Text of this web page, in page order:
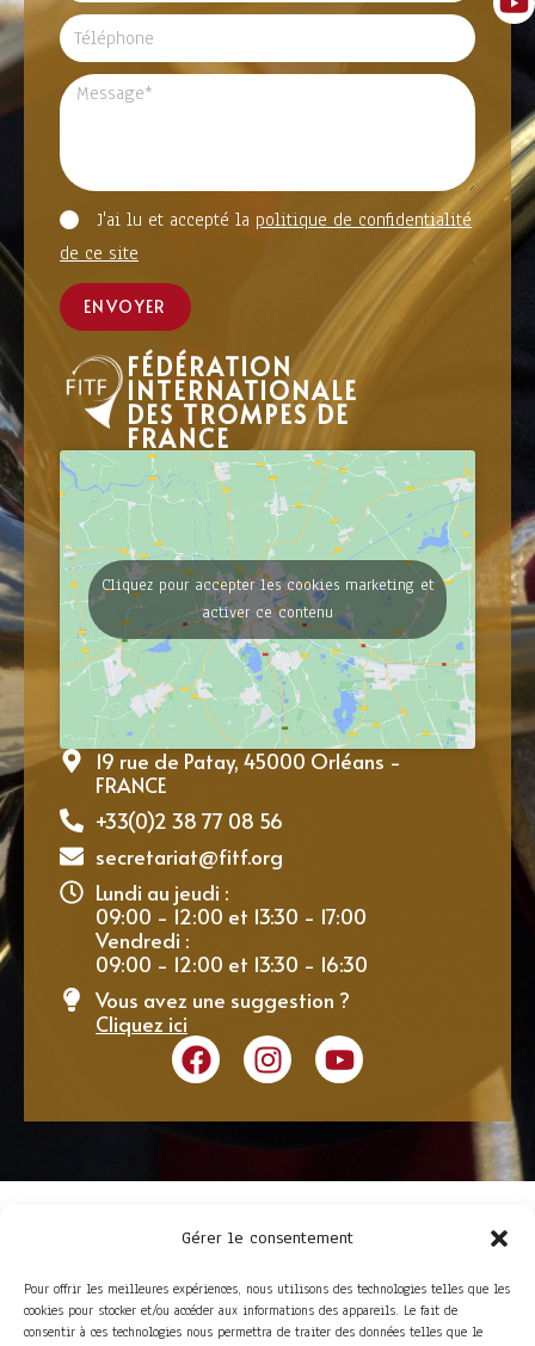
Gérer le consentement
Pour offrir les meilleures expériences, nous utilisons des technologies telles que les
cookies pour stocker et/ou accéder aux informations des appareils. Le fait de
consentir à ces technologies nous permettra de traiter des données telles que le
J'ai lu et accepté la politique de confidentialité
de ce site
ENVOYER
FÉDÉRATION
INTERNATIONALE
DES TROMPES DE
FRANCE
Cliquez pour accepter les cookies marketing et
activer ce contenu
19 rue de Patay, 45000 Orléans -
FRANCE
+33(0)2 38 77 08 56
secretariat@fitf.org
Lundi au jeudi :
09:00 - 12:00 et 13:30 - 17:00
Vendredi :
09:00 - 12:00 et 13:30 - 16:30
Vous avez une suggestion ?
Cliquez ici